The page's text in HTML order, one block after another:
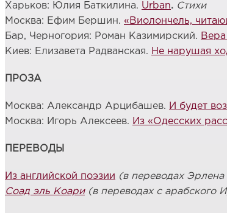
Харьков: Юлия Баткилина. Urban. Стихи
Москва: Ефим Бершин. «Виолончель,
Бар, Черногория: Роман Казимирский.
Киев: Елизавета Радванская. Не нарушая
ПРОЗА
Москва: Александр Арцибашев. И будет
Москва: Игорь Алексеев. Из «Одесских
ПЕРЕВОДЫ
Из английской поэзии (в переводах Эрлена
Соад эль Коари(в переводах с арабского